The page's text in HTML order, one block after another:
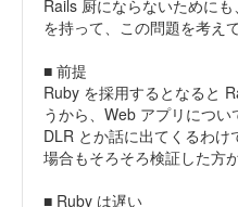
Rails 厨にならないために
を持って、この問題を考え
■ 前提
Ruby を採用するとなると
うから、Web アプリについ
DLR とか話に出てくるわけ
場合もそろそろ検証した方
■ Ruby は遅い